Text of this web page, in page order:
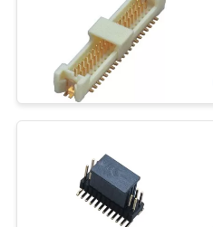
TENTANG
KAMI
TUR
KONTROL